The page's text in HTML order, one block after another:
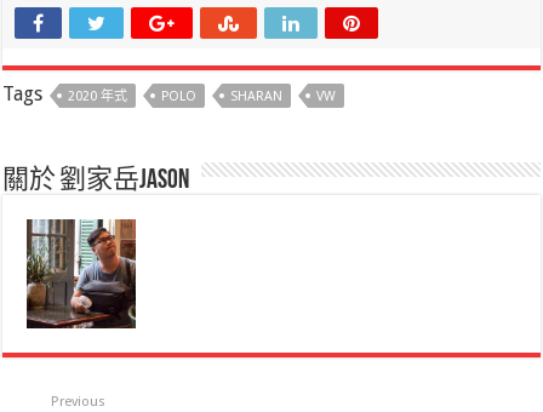
Tags 2020 年式 POLO SHARAN VW
關於 劉家岳Jason
Previous